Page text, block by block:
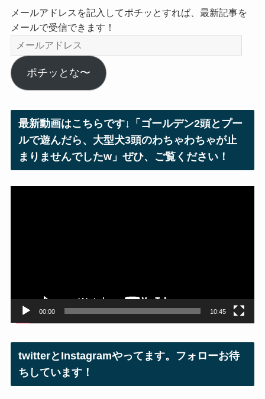
メールアドレスを記入してポチッとすれば、最新記事を
メールで受信できます！
メ
ー
ル
ア
ス
ポチッとな〜
最新動画はこちらです↓「ゴールデン2頭とプー
ルで遊んだら、大型犬3頭のわちゃわちゃが止
まりませんでしたw」ぜひ、ご覧ください！
00:00 10:45
twitterとInstagramやってます。フォローお待
ちしています！